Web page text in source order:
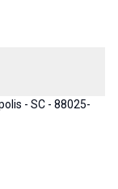
- SC - 88025-